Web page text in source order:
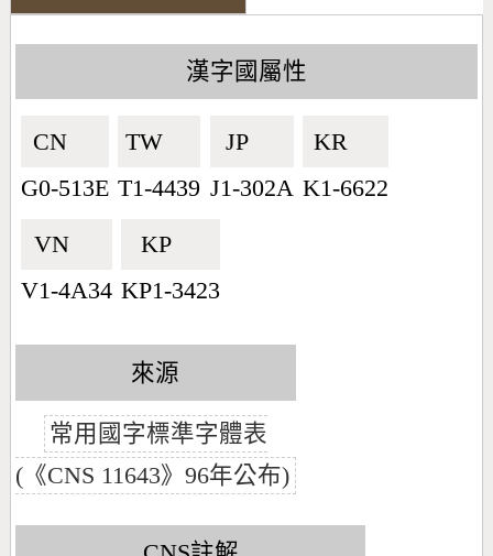
漢字國屬性
CN🇨🇳
G0-513E
TW🇹🇼
T1-4439
JP🇯🇵
J1-302A
KR🇰🇷
K1-6622
VN🇻🇳
V1-4A34
KP🇰🇵
KP1-3423
來源
常用國字標準字體表
(《CNS 11643》96年公布)